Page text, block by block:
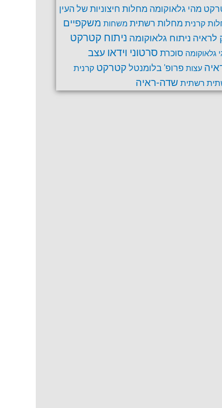
מהי גלאוקומה מחלות חיצוניות של העין
קרנית מחלות רשתית משחות משקפיים
לראיה ניתוח גלאוקומה ניתוח קטרקט
גלאוקומה סוכרת סרטוני וידאו עצב
עצות פרופ' בלומנטל קטרקט קרנית
רשתית שדה-ראיה